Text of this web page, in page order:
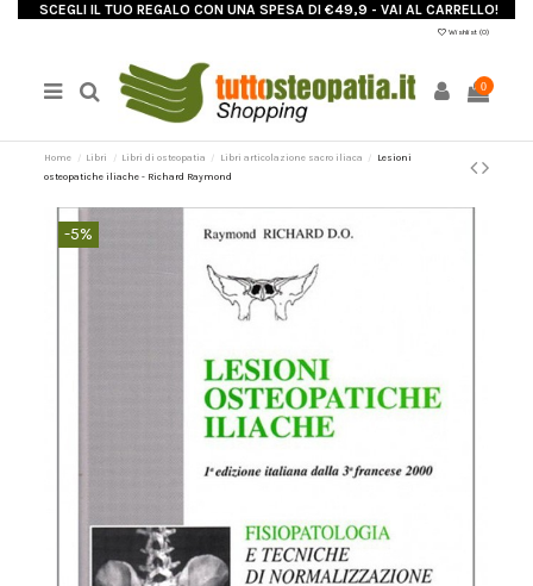
SCEGLI IL TUO REGALO CON UNA SPESA DI €49,9 - VAI AL CARRELLO!
Wishlist (0)
0
Home Libri Libri di osteopatia Libri articolazione sacro iliaca
Lesioni
osteopatiche iliache - Richard Raymond
-5%